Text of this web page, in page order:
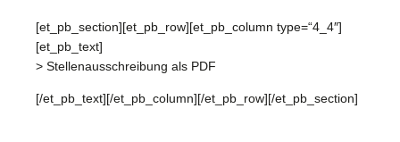
[et_pb_section][et_pb_row][et_pb_column type=“4_4″]
[et_pb_text]
> Stellenausschreibung als PDF
[/et_pb_text][/et_pb_column][/et_pb_row][/et_pb_section]